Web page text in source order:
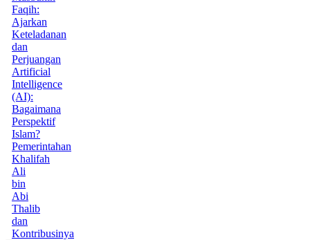
Faqih:
Ajarkan
Keteladanan
dan
Perjuangan
Artificial
Intelligence
(AI):
Bagaimana
Perspektif
Islam?
Pemerintahan
Khalifah
Ali
bin
Abi
Thalib
dan
Kontribusinya